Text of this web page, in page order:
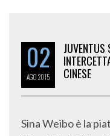
02
AGO2015
JUVENTUS
CINESE
Sina Weibo è la